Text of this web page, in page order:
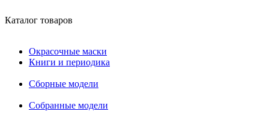
Каталог товаров
Окрасочные маски
Книги и периодика
Сборные модели
Собранные модели